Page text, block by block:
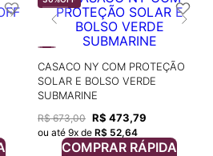
CASACO NY COM PROTEÇÃO
SOLAR E BOLSO VERDE
SUBMARINE
R$ 673,00 R$ 473,79
ou até 9x de R$ 52,64
COMPRAR RÁPIDA